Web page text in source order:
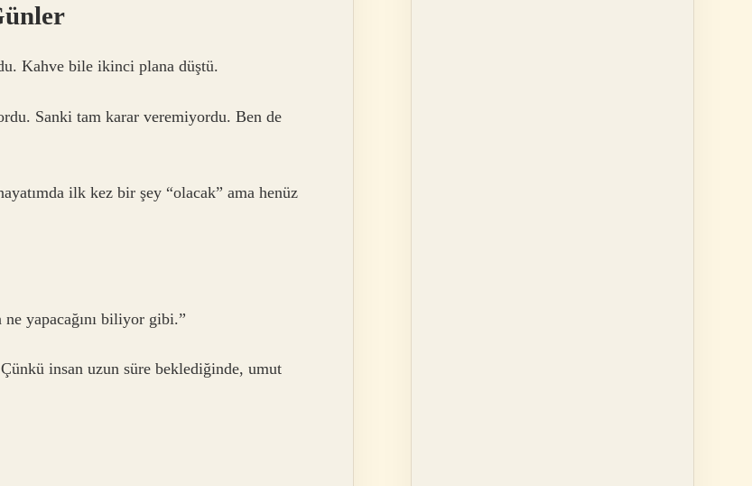
Kahve bile ikinci plana düştü.
Sanki tam karar veremiyordu. Ben de
ilk kez bir şey “olacak” ama henüz
yapacağını biliyor gibi.”
insan uzun süre beklediğinde, umut